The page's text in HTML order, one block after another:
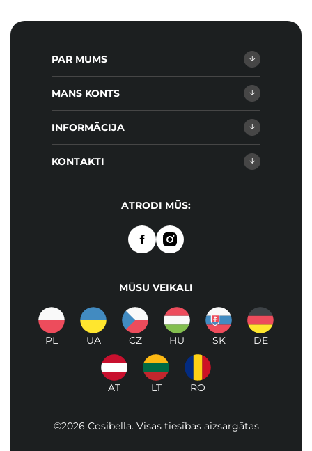
PAR MUMS
MANS KONTS
INFORMĀCIJA
KONTAKTI
ATRODI MŪS:
MŪSU VEIKALI
PL UA CZ HU SK DE
AT LT RO
©2026 Cosibella. Visas tiesības aizsargātas